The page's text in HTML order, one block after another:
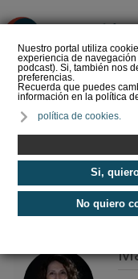
Nuestro portal utiliza
experiencia de
podcast). Si, también nos
preferencias.
Recuerda que puedes
información en la política
política de cookies.
Si,
No quiero
Etiquetas /